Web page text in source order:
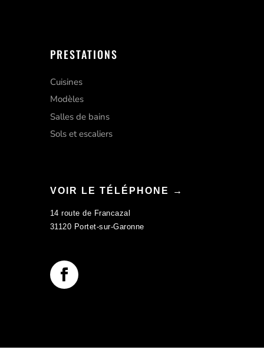
PRESTATIONS
Cuisines
Modèles
Salles de bains
Sols et escaliers
VOIR LE TÉLÉPHONE →
14 route de Francazal
31120 Portet-sur-Garonne